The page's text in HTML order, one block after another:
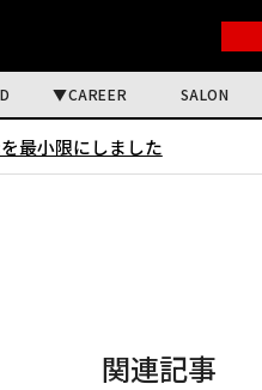
CAREER SALON
最小限にしました
関連記事